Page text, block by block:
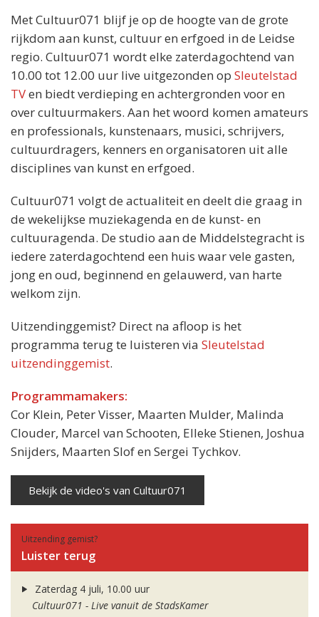
Met Cultuur071 blijf je op de hoogte van de grote
rijkdom aan kunst, cultuur en erfgoed in de Leidse
regio. Cultuur071 wordt elke zaterdagochtend van
10.00 tot 12.00 uur live uitgezonden op Sleutelstad
TVen biedt verdieping en achtergronden voor en
over cultuurmakers. Aan het woord komen amateurs
en professionals, kunstenaars, musici, schrijvers,
cultuurdragers, kenners en organisatoren uit alle
disciplines van kunst en erfgoed.
Cultuur071 volgt de actualiteit en deelt die graag in
de wekelijkse muziekagenda en de kunst- en
cultuuragenda. De studio aan de Middelstegracht is
iedere zaterdagochtend een huis waar vele gasten,
jong en oud, beginnend en gelauwerd, van harte
welkom zijn.
Uitzendinggemist? Direct na afloop is het
programma terug te luisteren via Sleutelstad
uitzendinggemist.
Programmamakers:
Cor Klein, Peter Visser, Maarten Mulder, Malinda
Clouder, Marcel van Schooten, Elleke Stienen, Joshua
Snijders, Maarten Slof en Sergei Tychkov.
Bekijk de video's van Cultuur071
Uitzending gemist?
Luister terug
Zaterdag 4 juli, 10.00 uur
Cultuur071 - Live vanuit de StadsKamer